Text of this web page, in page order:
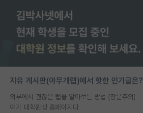
자유 게시판(아무개랩)에서 핫한 인기글은?
외부에서 괜찮은 랩을 알아보는 방법 (장문주의)
여기 대학원생 홈페이지다